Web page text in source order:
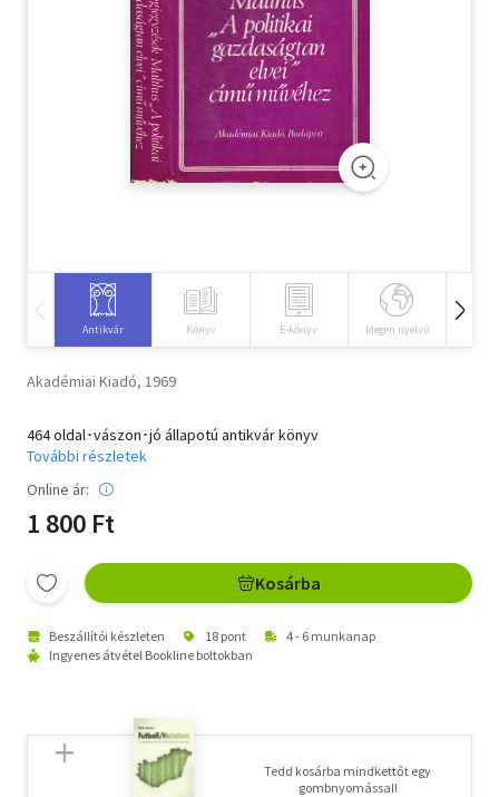
Szótár, nyelvkönyv
Tankönyv, segédkönyv
Társadalomtudomány
Történelem
Antikvár Könyv E-könyv Idegen nyelvű
Akadémiai Kiadó, 1969
464 oldal･vászon･jó állapotú antikvár könyv
További részletek
Online ár:
1 800 Ft
Kosárba
Beszállítói készleten 18 pont
4 - 6 munkanap
Ingyenes átvétel Bookline boltokban
Tedd kosárba mindkettőt egy
gombnyomással!